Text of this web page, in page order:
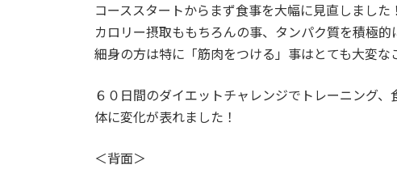
コーススタートからまず食事を大幅に見直しました！
カロリー摂取ももちろんの事、タンパク質を積極的
細身の方は特に「筋肉をつける」事はとても大変
６０日間のダイエットチャレンジでトレーニング、
体に変化が表れました！
＜背面＞